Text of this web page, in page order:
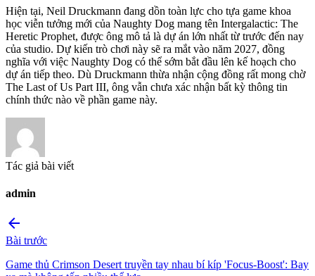
Hiện tại, Neil Druckmann đang dồn toàn lực cho tựa game khoa
học viễn tưởng mới của Naughty Dog mang tên Intergalactic: The
Heretic Prophet, được ông mô tả là dự án lớn nhất từ trước đến nay
của studio. Dự kiến trò chơi này sẽ ra mắt vào năm 2027, đồng
nghĩa với việc Naughty Dog có thể sớm bắt đầu lên kế hoạch cho
dự án tiếp theo. Dù Druckmann thừa nhận cộng đồng rất mong chờ
The Last of Us Part III, ông vẫn chưa xác nhận bất kỳ thông tin
chính thức nào về phần game này.
Tác giả bài viết
admin
arrow_back
Bài trước
Game thủ Crimson Desert truyền tay nhau bí kíp 'Focus-Boost': Bay